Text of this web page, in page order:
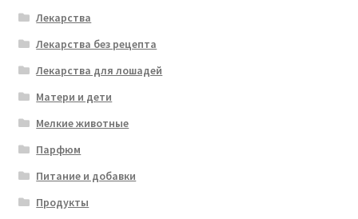
Лекарства
Лекарства без рецепта
Лекарства для лошадей
Матери и дети
Мелкие животные
Парфюм
Питание и добавки
Продукты